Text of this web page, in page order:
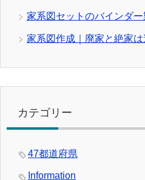
家系図セットのバインダー
家系図作成｜廃家と絶家は
カテゴリー
47都道府県
Information